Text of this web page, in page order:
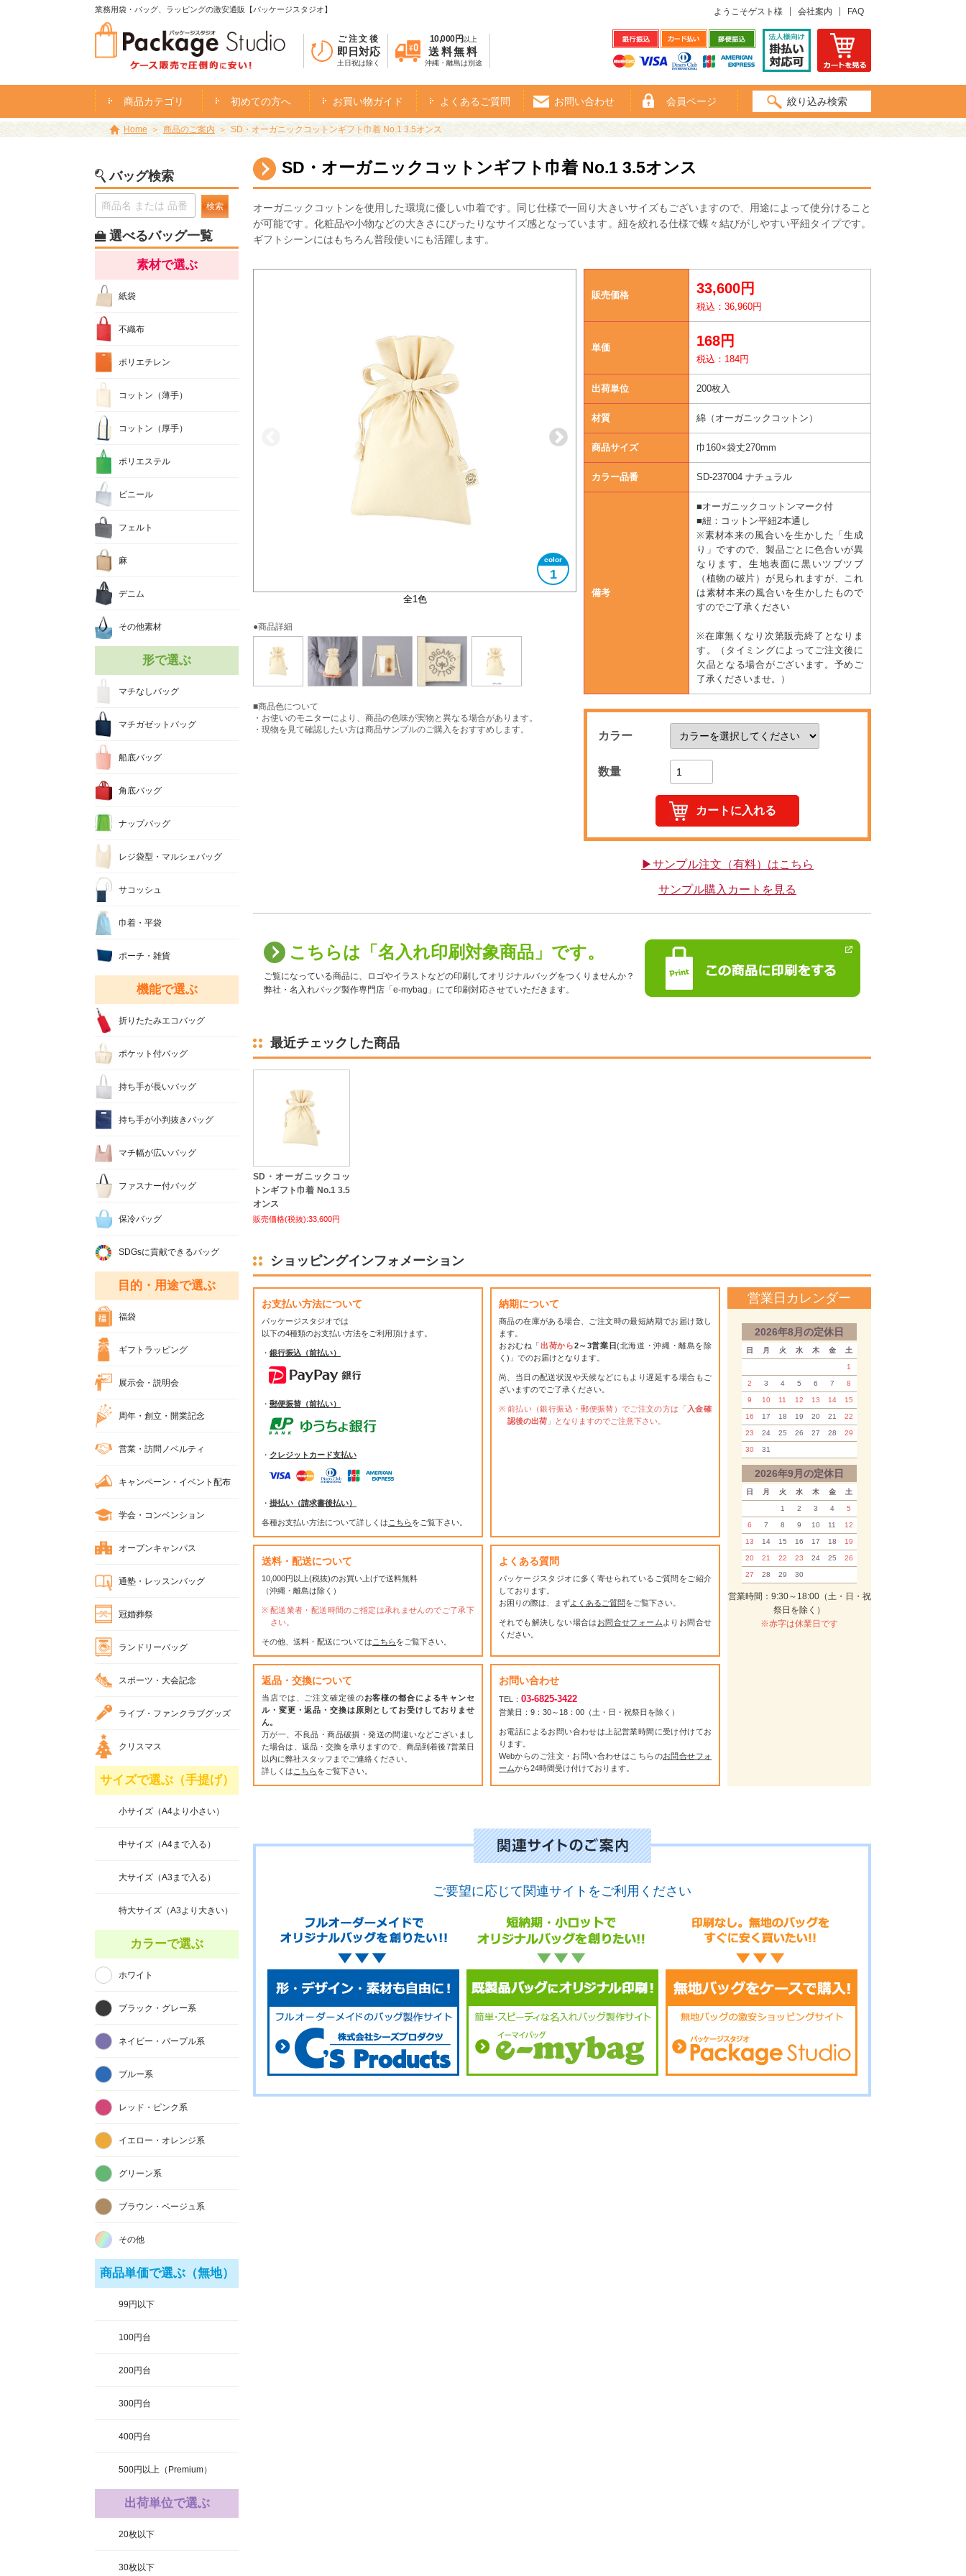
業務用袋・バッグ、ラッピングの激安通販【パッケージスタジオ】
ご注文後
即日対応
土日祝は除く
10,000円 以上
送料無料
沖縄・離島は別途
ようこそゲスト様 会社案内 FAQ
商品カテゴリ 初めての方へ お買い物ガイド よくあるご質問 お問い合わせ 会員ページ 絞り込み検索
Home 商品のご案内 SD・オーガニックコットンギフト巾着 No.1 3.5オンス
SD・オーガニックコットンギフト巾着 No.1 3.5オンス
オーガニックコットンを使用した環境に優しい巾着です。同じ仕様で一回り大きいサイズもございますので、用途によって使分けること
が可能です。化粧品や小物などの大きさにぴったりなサイズ感となっています。紐を絞れる仕様で蝶々結びがしやすい平紐タイプです。
ギフトシーンにはもちろん普段使いにも活躍します。
全1色
1
大きさイメージ
使用イメージ
ロゴタグ付き
●商品詳細
■商品色について
・お使いのモニターにより、商品の色味が実物と異なる場合があります。
・現物を見て確認したい方は商品サンプルのご購入をおすすめします。
販売価格 33,600円
税込：36,960円
単価 168円
税込：184円
出荷単位 200枚入
材質 綿（オーガニックコットン）
商品サイズ 巾160×袋丈270mm
カラー品番 SD-237004 ナチュラル
備考
■オーガニックコットンマーク付
■紐：コットン平紐2本通し
※素材本来の風合いを生かした「生成
り」ですので、製品ごとに色合いが異
なります。生地表面に黒いツブツブ
（植物の破片）が見られますが、これ
は素材本来の風合いを生かしたもので
すのでご了承ください
※在庫無くなり次第販売終了となりま
す。（タイミングによってご注文後に
欠品となる場合がございます。予めご
了承くださいませ。）
カラー
数量
▶サンプル注文（有料）はこちら
サンプル購入カートを見る
こちらは「名入れ印刷対象商品」です。
ご覧になっている商品に、ロゴやイラストなどの印刷してオリジナルバッグをつくりませんか？
弊社・名入れバッグ製作専門店「e-mybag」にて印刷対応させていただきます。
最近チェックした商品
SD・オーガニックコッ
トンギフト巾着 No.1 3.5
オンス
販売価格(税抜):33,600円
ショッピングインフォメーション
お支払い方法について
パッケージスタジオでは
以下の4種類のお支払い方法をご利用頂けます。
・ 銀行振込（前払い）
・ 郵便振替（前払い）
・ クレジットカード支払い
・ 掛払い（請求書後払い）
各種お支払い方法について詳しくは こちらをご覧下さい。
納期について
商品の在庫がある場合、ご注文時の最短納期でお届け致し
ます。
おおむね「出荷から2～3営業日(北海道・沖縄・離島を除
く)」でのお届けとなります。
尚、当日の配送状況や天候などにもより遅延する場合もご
ざいますのでご了承ください。
前払い（銀行振込・郵便振替）でご注文の方は「 入金確
認後の出荷 」となりますのでご注意下さい。
送料・配送について
10,000円以上(税抜)のお買い上げで送料無料
（沖縄・離島は除く）
配送業者・配送時間のご指定は承れませんのでご了承下
さい。
その他、送料・配送については こちらをご覧下さい。
よくある質問
パッケージスタジオに多く寄せられているご質問をご紹介
しております。
お困りの際は、まずよくあるご質問をご覧下さい。
それでも解決しない場合は お問合せフォーム よりお問合せ
ください。
返品・交換について
当店では、ご注文確定後のお客様の都合によるキャンセ
ル・変更・返品・交換は原則としてお受けしておりませ
ん。
万が一、不良品・商品破損・発送の間違いなどございまし
た場合は、返品・交換を承りますので、商品到着後7営業日
以内に弊社スタッフまでご連絡ください。
詳しくは こちらをご覧下さい。
お問い合わせ
TEL： 03-6825-3422
営業日：9：30～18：00（土・日・祝祭日を除く）
お電話によるお問い合わせは上記営業時間に受け付けてお
ります。
Webからのご注文・お問い合わせはこちらのお問合せフォ
ームから24時間受け付けております。
営業日カレンダー
2026年8月の定休日
日 月 火 水 木 金 土
1
2 3 4 5 6 7 8
9 10 11 12 13 14 15
16 17 18 19 20 21 22
23 24 25 26 27 28 29
30 31
2026年9月の定休日
日 月 火 水 木 金 土
1 2 3 4 5
6 7 8 9 10 11 12
13 14 15 16 17 18 19
20 21 22 23 24 25 26
27 28 29 30
営業時間：9:30～18:00（土・日・祝
祭日を除く）
※赤字は休業日です
ご要望に応じて関連サイトをご利用ください
バッグ検索
検索
選べるバッグ一覧
素材で選ぶ
紙袋
不織布
ポリエチレン
コットン（薄手）
コットン（厚手）
ポリエステル
ビニール
フェルト
麻
デニム
その他素材
形で選ぶ
マチなしバッグ
マチガゼットバッグ
船底バッグ
角底バッグ
ナップバッグ
レジ袋型・マルシェバッグ
サコッシュ
巾着・平袋
ポーチ・雑貨
機能で選ぶ
折りたたみエコバッグ
ポケット付バッグ
持ち手が長いバッグ
持ち手が小判抜きバッグ
マチ幅が広いバッグ
ファスナー付バッグ
保冷バッグ
SDGsに貢献できるバッグ
目的・用途で選ぶ
福袋
ギフトラッピング
展示会・説明会
周年・創立・開業記念
営業・訪問ノベルティ
キャンペーン・イベント配布
学会・コンベンション
オープンキャンパス
通塾・レッスンバッグ
冠婚葬祭
ランドリーバッグ
スポーツ・大会記念
ライブ・ファンクラブグッズ
クリスマス
サイズで選ぶ（手提げ）
小サイズ（A4より小さい）
中サイズ（A4まで入る）
大サイズ（A3まで入る）
特大サイズ（A3より大きい）
カラーで選ぶ
ホワイト
ブラック・グレー系
ネイビー・パープル系
ブルー系
レッド・ピンク系
イエロー・オレンジ系
グリーン系
ブラウン・ベージュ系
その他
商品単価で選ぶ（無地）
99円以下
100円台
200円台
300円台
400円台
500円以上（Premium）
出荷単位で選ぶ
20枚以下
30枚以下